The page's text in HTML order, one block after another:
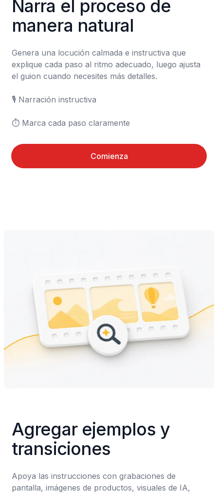
Narra el proceso de
manera natural
Genera una locución calmada e instructiva que
explique cada paso al ritmo adecuado, luego ajusta
el guion cuando necesites más detalles.
🎙️ Narración instructiva
⏱️ Marca cada paso claramente
Comienza
Agregar ejemplos y
transiciones
Apoya las instrucciones con grabaciones de
pantalla, imágenes de productos, visuales de IA,